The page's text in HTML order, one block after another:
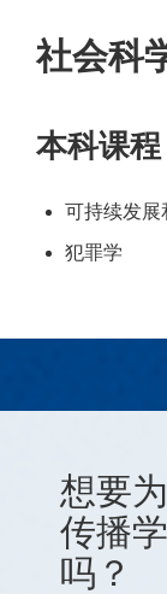
社会科
本科课程
可持续发展
犯罪学
想要
传播
吗？